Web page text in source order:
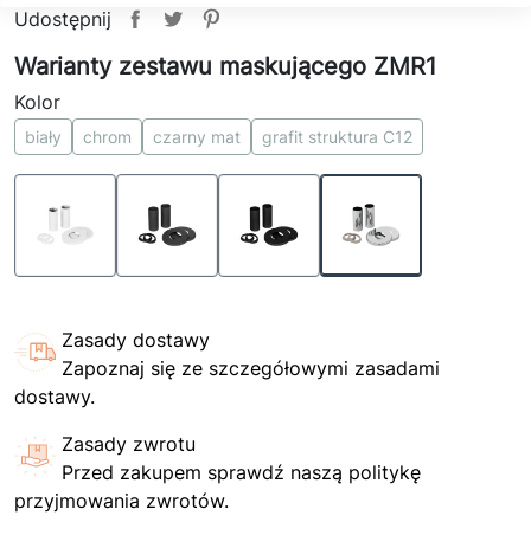
Udostępnij
Warianty zestawu maskującego ZMR1
Kolor
biały chrom czarny mat grafit struktura C12
Zasady dostawy
Zapoznaj się ze szczegółowymi zasadami
dostawy.
Zasady zwrotu
Przed zakupem sprawdź naszą politykę
przyjmowania zwrotów.